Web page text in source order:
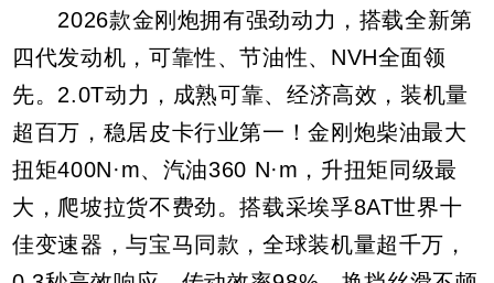
2026款金刚炮拥有强劲动力，搭载全新第
四代发动机，可靠性、节油性、NVH全面领
先。2.0T动力，成熟可靠、经济高效，装机量
超百万，稳居皮卡行业第一！金刚炮柴油最大
扭矩400N·m、汽油360 N·m，升扭矩同级最
大，爬坡拉货不费劲。搭载采埃孚8AT世界十
佳变速器，与宝马同款，全球装机量超千万，